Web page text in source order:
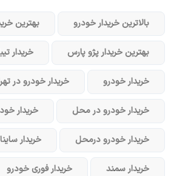
بالاترین خریدار خودرو بهترین
بهترین خریدار پژو پارس خریدار
خریدار خودرو خریدار خودرو در
خریدار خودرو در محل خریدار
خریدار خودرو در‌محل خریدار ساینا
خریدار سمند خریدار فوری خودرو